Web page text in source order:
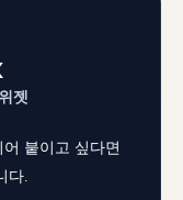
젯
붙이고 싶다면
다.